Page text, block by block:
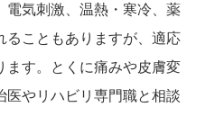
電気刺激、温熱・寒冷、薬
ることもありますが、適応
ます。とくに痛みや皮膚変
医やリハビリ専門職と相談